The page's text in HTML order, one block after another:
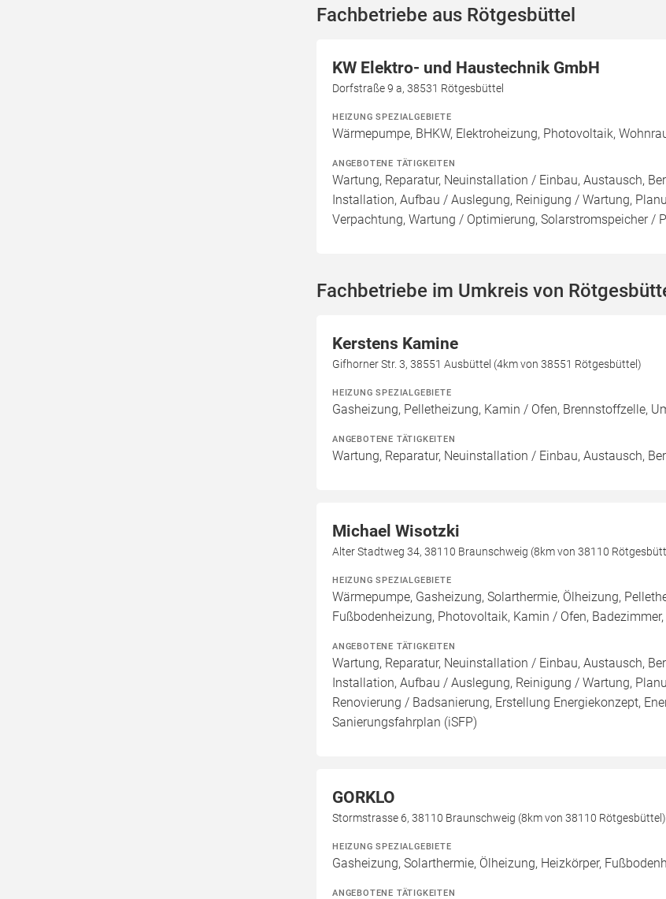
Fachbetriebe aus Rötgesbüttel
KW Elektro- und Haustechnik GmbH
Dorfstraße 9 a, 38531 Rötgesbüttel
HEIZUNG SPEZIALGEBIETE
Wärmepumpe, BHKW, Elektroheizung, Photovoltaik,
ANGEBOTENE TÄTIGKEITEN
Wartung, Reparatur, Neuinstallation / Einbau, Austausch,
Installation, Aufbau / Auslegung, Reinigung / Wartung,
Verpachtung, Wartung / Optimierung, Solarstromspeicher /
Fachbetriebe im Umkreis von
Kerstens Kamine
Gifhorner Str. 3, 38551 Ausbüttel (4km von 38551 Rötgesbüttel)
HEIZUNG SPEZIALGEBIETE
Gasheizung, Pelletheizung, Kamin / Ofen, Brennstoffzelle,
ANGEBOTENE TÄTIGKEITEN
Wartung, Reparatur, Neuinstallation / Einbau, Austausch,
Michael Wisotzki
Alter Stadtweg 34, 38110 Braunschweig (8km von 38110
HEIZUNG SPEZIALGEBIETE
Wärmepumpe, Gasheizung, Solarthermie, Ölheizung,
Fußbodenheizung, Photovoltaik, Kamin / Ofen,
ANGEBOTENE TÄTIGKEITEN
Wartung, Reparatur, Neuinstallation / Einbau, Austausch,
Installation, Aufbau / Auslegung, Reinigung / Wartung,
Renovierung / Badsanierung, Erstellung Energiekonzept,
Sanierungsfahrplan (iSFP)
GORKLO
Stormstrasse 6, 38110 Braunschweig (8km von 38110 Rötgesbüttel)
HEIZUNG SPEZIALGEBIETE
Gasheizung, Solarthermie, Ölheizung, Heizkörper,
ANGEBOTENE TÄTIGKEITEN